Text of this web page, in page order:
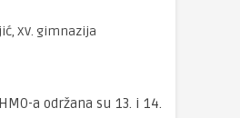
XV. gimnazija
a održana su 13. i 14.